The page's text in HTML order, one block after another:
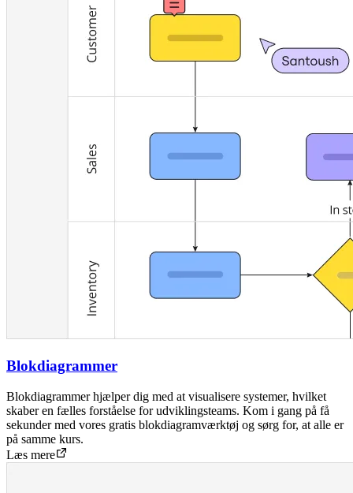
Blokdiagrammer
Blokdiagrammer hjælper dig med at visualisere systemer, hvilket
skaber en fælles forståelse for udviklingsteams. Kom i gang på få
sekunder med vores gratis blokdiagramværktøj og sørg for, at alle er
på samme kurs.
Læs mere